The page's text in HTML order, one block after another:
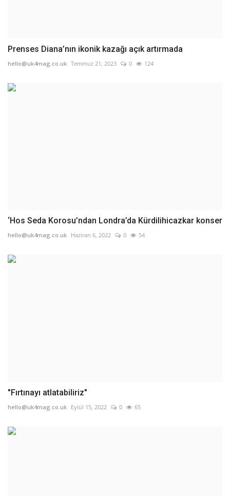
Prenses Diana’nın ikonik kazağı açık artırmada
hello@uk4mag.co.uk Temmuz 21, 2023 0 124
‘Hos Seda Korosu’ndan Londra’da Kürdilihicazkar konser
hello@uk4mag.co.uk Haziran 6, 2022 0 54
"Fırtınayı atlatabiliriz"
hello@uk4mag.co.uk Eylül 15, 2022 0 65